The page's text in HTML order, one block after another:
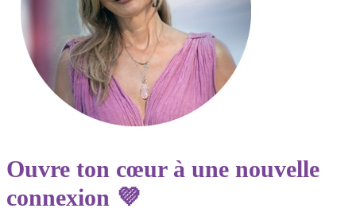
Ouvre ton cœur à une nouvelle
connexion 💜